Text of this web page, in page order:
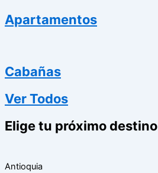
Apartamentos
Cabañas
Ver Todos
Elige tu próximo destino
Antioquia